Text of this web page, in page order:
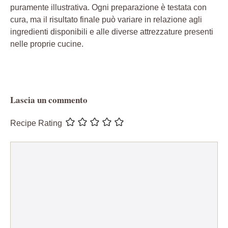
puramente illustrativa. Ogni preparazione è testata con
cura, ma il risultato finale può variare in relazione agli
ingredienti disponibili e alle diverse attrezzature presenti
nelle proprie cucine.
Lascia un commento
Recipe Rating